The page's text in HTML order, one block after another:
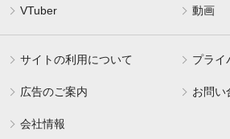
VTuber 動画
サイトの利用について プライ
広告のご案内 お問い
会社情報